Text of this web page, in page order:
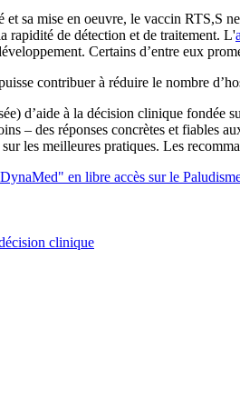
sa mise en oeuvre, le vaccin RTS,S
rapidité de détection et de traitement. L'
Certains d’entre eux
contribuer à réduire le nombre
d’aide à la décision clinique fondée
– des réponses concrètes et fiables
les meilleures pratiques. Les
en libre accès sur le
clinique